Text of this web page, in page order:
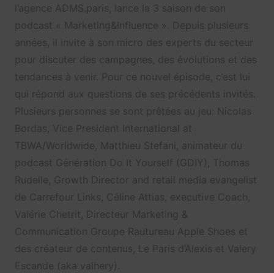
l’agence ADMS.paris, lance la 3 saison de son
podcast « Marketing&Influence ». Depuis plusieurs
années, il invite à son micro des experts du secteur
pour discuter des campagnes, des évolutions et des
tendances à venir. Pour ce nouvel épisode, c’est lui
qui répond aux questions de ses précédents invités.
Plusieurs personnes se sont prêtées au jeu: Nicolas
Bordas, Vice President International at
TBWA/Worldwide, Matthieu Stefani, animateur du
podcast Génération Do It Yourself (GDIY), Thomas
Rudelle, Growth Director and retail media evangelist
de Carrefour Links, Céline Attias, executive Coach,
Valérie Chetrit, Directeur Marketing &
Communication Groupe Rautureau Apple Shoes et
des créateur de contenus, Le Paris d’Alexis et Valery
Escande (aka valhery).